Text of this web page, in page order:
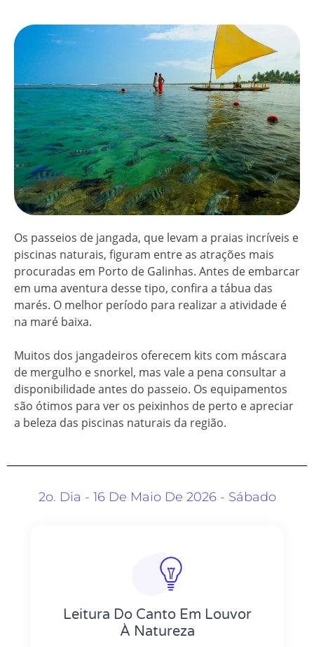
Os passeios de jangada, que levam a praias incríveis e
piscinas naturais, figuram entre as atrações mais
procuradas em Porto de Galinhas. Antes de embarcar
em uma aventura desse tipo, confira a tábua das
marés. O melhor período para realizar a atividade é
na maré baixa.
Muitos dos jangadeiros oferecem kits com máscara
de mergulho e snorkel, mas vale a pena consultar a
disponibilidade antes do passeio. Os equipamentos
são ótimos para ver os peixinhos de perto e apreciar
a beleza das piscinas naturais da região.
2o. Dia - 16 De Maio De 2026 - Sábado
Leitura Do Canto Em Louvor
À Natureza